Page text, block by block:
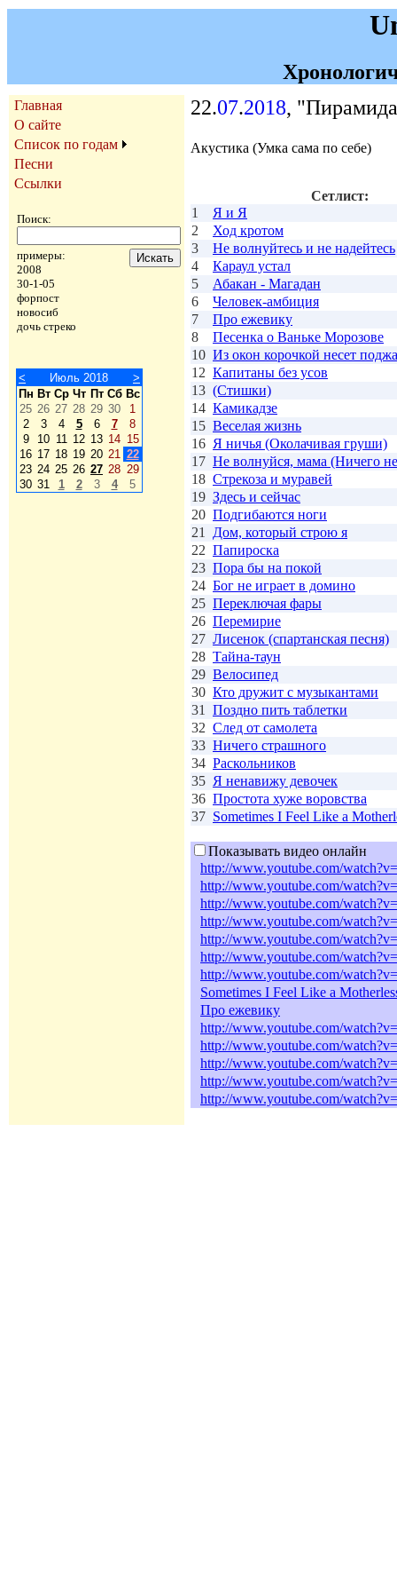
Главная
О сайте
Список по годам
Песни
Ссылки
Поиск:
примеры:
2008
30-1-05
форпост
новосиб
дочь стреко
< Июль 2018
>
Пн Вт Ср Чт Пт Сб Вс
25 26 27 28 29 30
1
2
3 4 5 6 7
8
9
10 11 12 13 14 15
16 17 18 19 20 21 22
23 24 25 26 27 28 29
30 31 1 2 3 4 5
22.07.2018,
Акустика (Умка сама по себе)
Сетлист:
1
Я и Я
2
Ход кротом
3
Не волнуйтесь и не надейтесь
4
Караул устал
5
Абакан - Магадан
6
Человек-амбиция
7
Про ежевику
8
Песенка о Ваньке Морозове
10 Из окон корочкой несет
12 Капитаны без усов
13 (Стишки)
14 Камикадзе
15 Веселая жизнь
16 Я ничья (Околачивая груши)
17 Не волнуйся, мама (Ничего
18 Стрекоза и муравей
19 Здесь и сейчас
20 Подгибаются ноги
21 Дом, который строю я
22 Папироска
23 Пора бы на покой
24 Бог не играет в домино
25 Переключая фары
26 Перемирие
27 Лисенок (спартанская песня)
28 Тайна-таун
29 Велосипед
30 Кто дружит с музыкантами
31 Поздно пить таблетки
32 След от самолета
33 Ничего страшного
34 Раскольников
35 Я ненавижу девочек
36 Простота хуже воровства
37 Sometimes I Feel Like a
Показывать видео онлайн
http://www.youtube.com/
http://www.youtube.com/
http://www.youtube.com/
http://www.youtube.com/
http://www.youtube.com/
http://www.youtube.com/
http://www.youtube.com/
Sometimes I Feel Like a
Про ежевику
http://www.youtube.com/
http://www.youtube.com/
http://www.youtube.com/
http://www.youtube.com/
http://www.youtube.com/